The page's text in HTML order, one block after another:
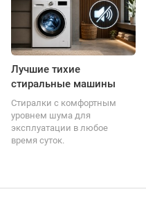
Лучшие тихие
стиральные машины
Стиралки с комфортным
уровнем шума для
эксплуатации в любое
время суток.